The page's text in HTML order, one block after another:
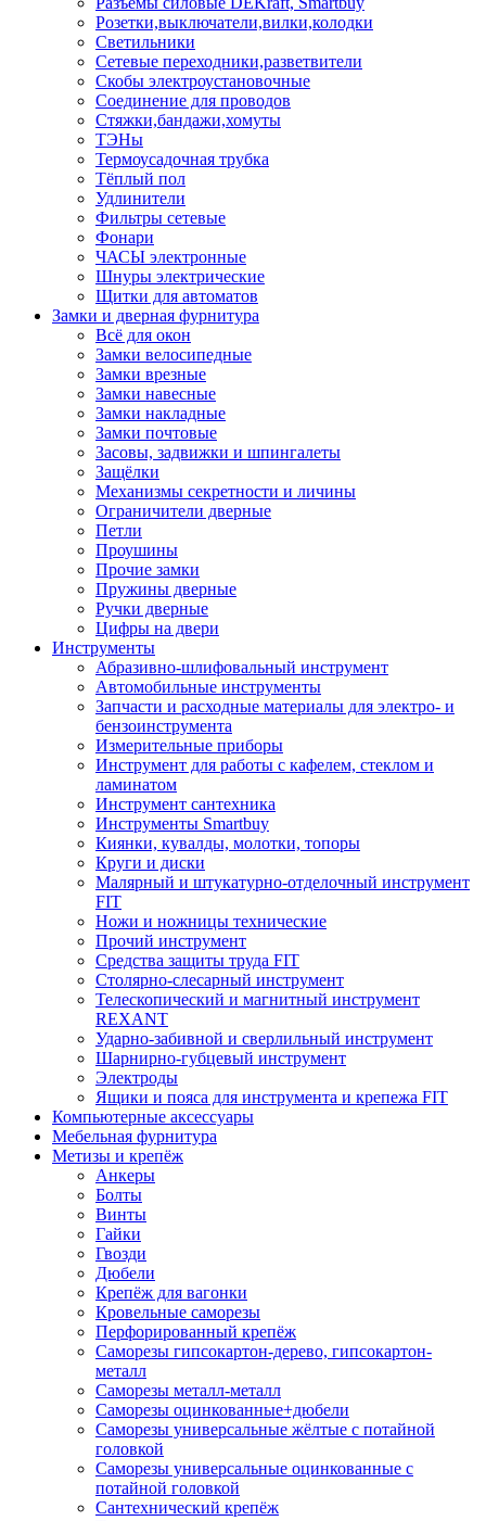
Розетки,выключатели,вилки,колодки
Светильники
Сетевые переходники,разветвители
Скобы электроустановочные
Соединение для проводов
Стяжки,бандажи,хомуты
ТЭНы
Термоусадочная трубка
Тёплый пол
Удлинители
Фильтры сетевые
Фонари
ЧАСЫ электронные
Шнуры электрические
Щитки для автоматов
Замки и дверная фурнитура
Всё для окон
Замки велосипедные
Замки врезные
Замки навесные
Замки накладные
Замки почтовые
Засовы, задвижки и шпингалеты
Защёлки
Механизмы секретности и личины
Ограничители дверные
Петли
Проушины
Прочие замки
Пружины дверные
Ручки дверные
Цифры на двери
Инструменты
Абразивно-шлифовальный инструмент
Автомобильные инструменты
Запчасти и расходные материалы для электро- и
бензоинструмента
Измерительные приборы
Инструмент для работы с кафелем, стеклом и
ламинатом
Инструмент сантехника
Инструменты Smartbuy
Киянки, кувалды, молотки, топоры
Круги и диски
Малярный и штукатурно-отделочный инструмент
FIT
Ножи и ножницы технические
Прочий инструмент
Средства защиты труда FIT
Столярно-слесарный инструмент
Телескопический и магнитный инструмент
REXANT
Ударно-забивной и сверлильный инструмент
Шарнирно-губцевый инструмент
Электроды
Ящики и пояса для инструмента и крепежа FIT
Компьютерные аксессуары
Мебельная фурнитура
Метизы и крепёж
Анкеры
Болты
Винты
Гайки
Гвозди
Дюбели
Крепёж для вагонки
Кровельные саморезы
Перфорированный крепёж
Саморезы гипсокартон-дерево, гипсокартон-
металл
Саморезы металл-металл
Саморезы оцинкованные+дюбели
Саморезы универсальные жёлтые с потайной
головкой
Саморезы универсальные оцинкованные с
потайной головкой
Сантехнический крепёж